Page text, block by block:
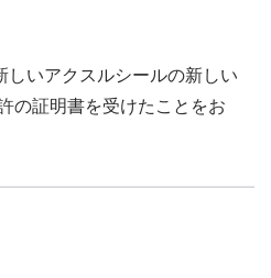
しいアクスルシールの新しい
の証明書を受けたことをお